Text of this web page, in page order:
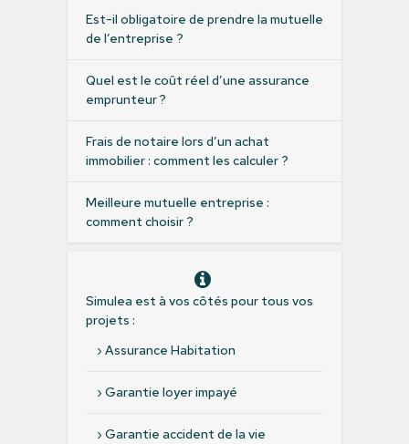
Est-il obligatoire de prendre la mutuelle
de l’entreprise ?
Quel est le coût réel d’une assurance
emprunteur ?
Frais de notaire lors d’un achat
immobilier : comment les calculer ?
Meilleure mutuelle entreprise :
comment choisir ?
Simulea est à vos côtés pour tous vos
projets :
› Assurance Habitation
› Garantie loyer impayé
› Garantie accident de la vie